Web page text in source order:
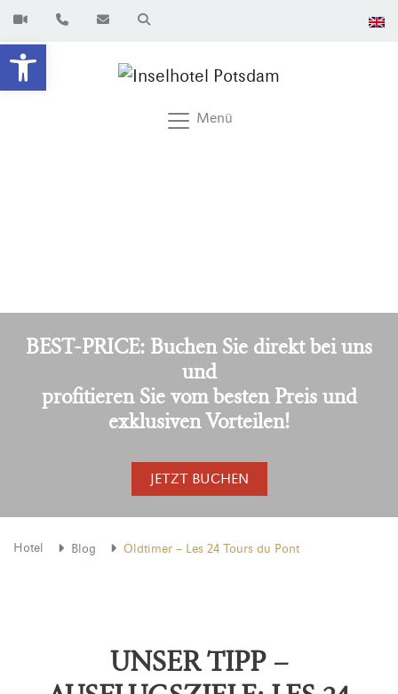
Werkzeugleiste öffnen
Menü
BEST-PRICE: Buchen Sie direkt bei uns
und
profitieren Sie vom besten Preis und
exklusiven Vorteilen!
JETZT BUCHEN
Hotel Blog Oldtimer – Les 24 Tours du Pont
UNSER TIPP –